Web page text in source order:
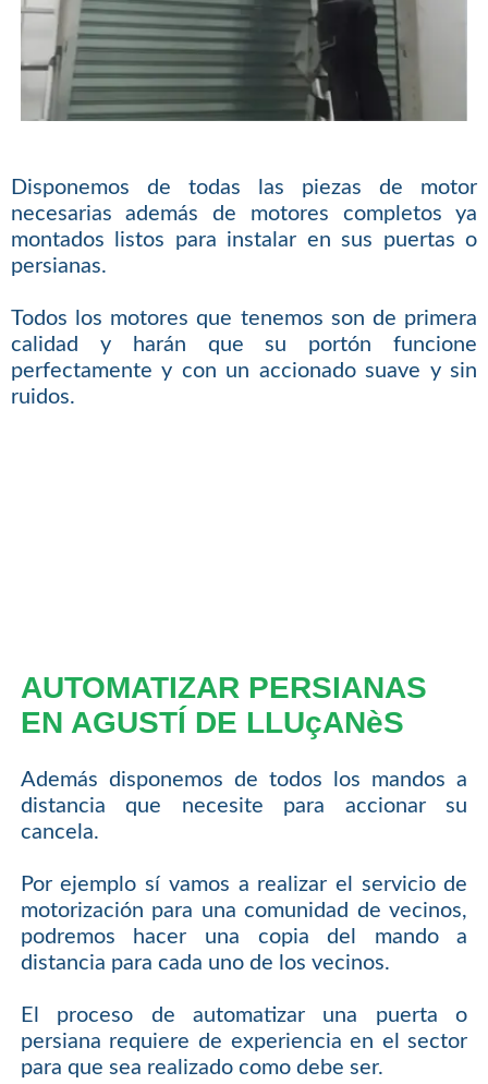
Disponemos de todas las piezas de motor
necesarias además de motores completos ya
montados listos para instalar en sus puertas o
persianas.
Todos los motores que tenemos son de primera
calidad y harán que su portón funcione
perfectamente y con un accionado suave y sin
ruidos.
AUTOMATIZAR PERSIANAS
EN AGUSTÍ DE LLUçANèS
Además disponemos de todos los mandos a
distancia que necesite para accionar su
cancela.
Por ejemplo sí vamos a realizar el servicio de
motorización para una comunidad de vecinos,
podremos hacer una copia del mando a
distancia para cada uno de los vecinos.
El proceso de automatizar una puerta o
persiana requiere de experiencia en el sector
para que sea realizado como debe ser.